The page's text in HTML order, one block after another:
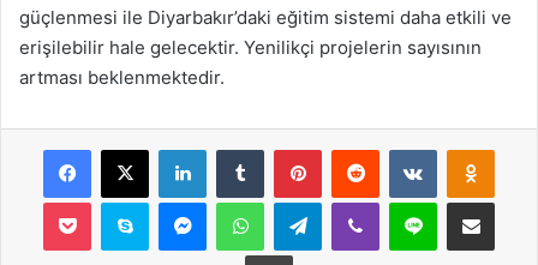
güçlenmesi ile Diyarbakır’daki eğitim sistemi daha etkili ve
erişilebilir hale gelecektir. Yenilikçi projelerin sayısının
artması beklenmektedir.
Facebook
X LinkedInTumblr PinterestReddit VKontakte
Pocket Skype MessengerWhatsAppTelegramViber Line E-Posta ile
Yazdır